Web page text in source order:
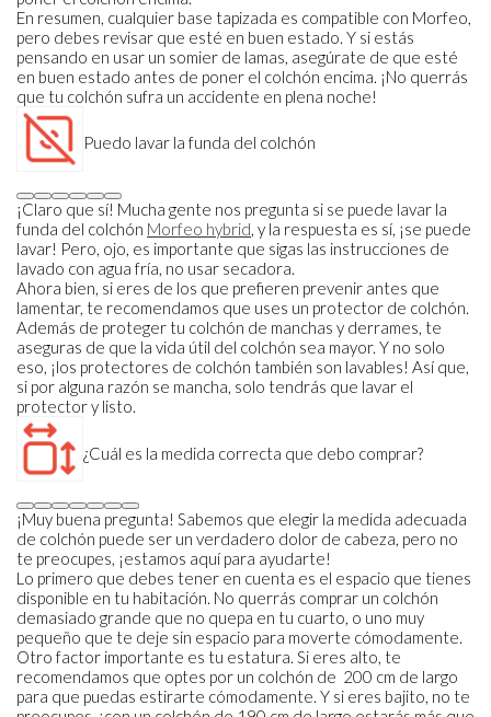
En resumen, cualquier base tapizada es compatible con Morfeo,
pero debes revisar que esté en buen estado. Y si estás
pensando en usar un somier de lamas, asegúrate de que esté
en buen estado antes de poner el colchón encima. ¡No querrás
que tu colchón sufra un accidente en plena noche!
Puedo lavar la funda del colchón
¡Claro que sí! Mucha gente nos pregunta si se puede lavar la
funda del colchón Morfeo hybrid, y la respuesta es sí, ¡se puede
lavar! Pero, ojo, es importante que sigas las instrucciones de
lavado con agua fría, no usar secadora.
Ahora bien, si eres de los que prefieren prevenir antes que
lamentar, te recomendamos que uses un protector de colchón.
Además de proteger tu colchón de manchas y derrames, te
aseguras de que la vida útil del colchón sea mayor. Y no solo
eso, ¡los protectores de colchón también son lavables! Así que,
si por alguna razón se mancha, solo tendrás que lavar el
protector y listo.
¿Cuál es la medida correcta que debo comprar?
¡Muy buena pregunta! Sabemos que elegir la medida adecuada
de colchón puede ser un verdadero dolor de cabeza, pero no
te preocupes, ¡estamos aquí para ayudarte!
Lo primero que debes tener en cuenta es el espacio que tienes
disponible en tu habitación. No querrás comprar un colchón
demasiado grande que no quepa en tu cuarto, o uno muy
pequeño que te deje sin espacio para moverte cómodamente.
Otro factor importante es tu estatura. Si eres alto, te
recomendamos que optes por un colchón de 200 cm de largo
para que puedas estirarte cómodamente. Y si eres bajito, no te